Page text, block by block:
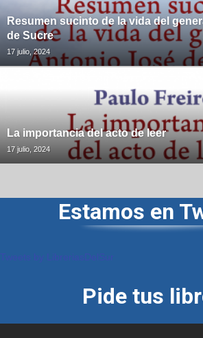
Resumen sucinto de la vida del
de Sucre
17 julio, 2024
La importancia del acto de leer
17 julio, 2024
Estamos en
Pide tus